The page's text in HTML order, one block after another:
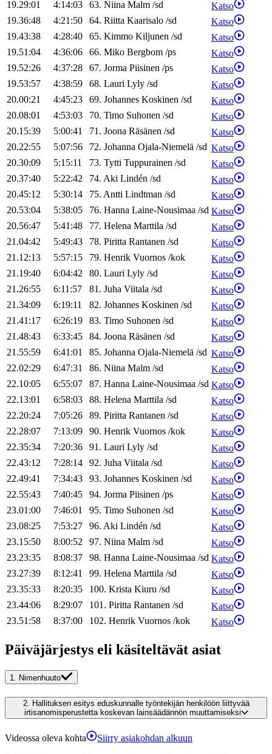
19.29:01 4:14:03 63. Niina Malm /sd
Katso
19.36:48
4:21:50 64. Riitta Kaarisalo /sd
Katso
19.43:38
4:28:40 65. Kimmo Kiljunen /sd
Katso
19.51:04
4:36:06 66. Miko Bergbom /ps
Katso
19.52:26
4:37:28 67. Jorma Piisinen /ps
Katso
19.53:57
4:38:59 68. Lauri Lyly /sd
Katso
20.00:21
4:45:23 69. Johannes Koskinen /sd
Katso
20.08:01
4:53:03 70. Timo Suhonen /sd
Katso
20.15:39
5:00:41 71. Joona Räsänen /sd
Katso
20.22:55
5:07:56 72. Johanna Ojala-Niemelä /sd Katso
20.30:09
5:15:11 73. Tytti Tuppurainen /sd
Katso
20.37:40
5:22:42 74. Aki Lindén /sd
Katso
20.45:12
5:30:14 75. Antti Lindtman /sd
Katso
20.53:04
5:38:05 76. Hanna Laine-Nousimaa /sd Katso
20.56:47
5:41:48 77. Helena Marttila /sd
Katso
21.04:42
5:49:43 78. Piritta Rantanen /sd
Katso
21.12:13
5:57:15 79. Henrik Vuornos /kok
Katso
21.19:40
6:04:42 80. Lauri Lyly /sd
Katso
21.26:55
6:11:57 81. Juha Viitala /sd
Katso
21.34:09
6:19:11 82. Johannes Koskinen /sd
Katso
21.41:17
6:26:19 83. Timo Suhonen /sd
Katso
21.48:43
6:33:45 84. Joona Räsänen /sd
Katso
21.55:59
6:41:01 85. Johanna Ojala-Niemelä /sd Katso
22.02:29
6:47:31 86. Niina Malm /sd
Katso
22.10:05
6:55:07 87. Hanna Laine-Nousimaa /sd Katso
22.13:01
6:58:03 88. Helena Marttila /sd
Katso
22.20:24
7:05:26 89. Piritta Rantanen /sd
Katso
22.28:07
7:13:09 90. Henrik Vuornos /kok
Katso
22.35:34
7:20:36 91. Lauri Lyly /sd
Katso
22.43:12
7:28:14 92. Juha Viitala /sd
Katso
22.49:41
7:34:43 93. Johannes Koskinen /sd
Katso
22.55:43
7:40:45 94. Jorma Piisinen /ps
Katso
23.01:00
7:46:01 95. Timo Suhonen /sd
Katso
23.08:25
7:53:27 96. Aki Lindén /sd
Katso
23.15:50
8:00:52 97. Niina Malm /sd
Katso
23.23:35
8:08:37 98. Hanna Laine-Nousimaa /sd Katso
23.27:39
8:12:41 99. Helena Marttila /sd
Katso
23.35:33
8:20:35 100. Krista Kiuru /sd
Katso
23.44:06
8:29:07 101. Piritta Rantanen /sd
Katso
23.51:58
8:37:00 102. Henrik Vuornos /kok Katso
Päiväjärjestys eli käsiteltävät asiat
1. Nimenhuuto
2. Hallituksen esitys eduskunnalle työntekijän henkilöön liittyvää
irtisanomisperustetta koskevan lainsäädännön muuttamiseksi
Videossa oleva kohta Siirry asiakohdan alkuun